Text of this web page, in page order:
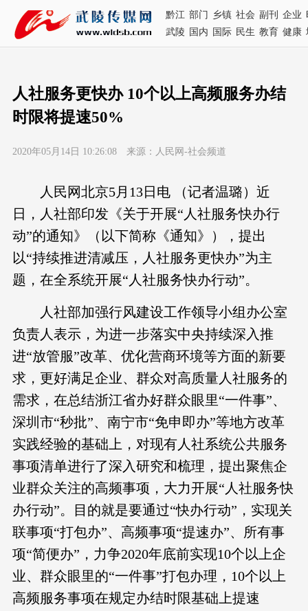
黔江 部门 乡镇 社会 副刊 企业
武陵
国内 国际 民生 教育 健康
人社服务更快办 10个以上高频服务办结
时限将提速50%
2020年05月14日 10:26:08 来源：人民网-社会频道
人民网北京5月13日电 （记者温璐）近
日，人社部印发《关于开展“人社服务快办行
动”的通知》（以下简称《通知》），提出
以“持续推进清减压，人社服务更快办”为主
题，在全系统开展“人社服务快办行动”。
人社部加强行风建设工作领导小组办公室
负责人表示，为进一步落实中央持续深入推
进“放管服”改革、优化营商环境等方面的新要
求，更好满足企业、群众对高质量人社服务的
需求，在总结浙江省办好群众眼里“一件事”、
深圳市“秒批”、南宁市“免申即办”等地方改革
实践经验的基础上，对现有人社系统公共服务
事项清单进行了深入研究和梳理，提出聚焦企
业群众关注的高频事项，大力开展“人社服务快
办行动”。目的就是要通过“快办行动”，实现关
联事项“打包办”、高频事项“提速办”、所有事
项“简便办”，力争2020年底前实现10个以上企
业、群众眼里的“一件事”打包办理，10个以上
高频服务事项在规定办结时限基础上提速